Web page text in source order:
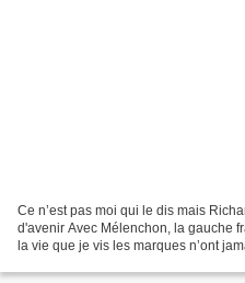
Ce n’est pas moi qui le dis mais
d'avenir Avec Mélenchon, la gauche
la vie que je vis les marques n’ont